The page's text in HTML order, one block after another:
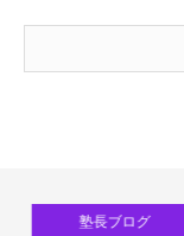
塾長ブログ